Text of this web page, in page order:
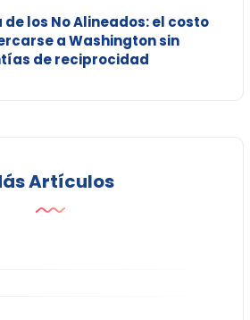
de los No Alineados: el costo
a Washington sin
de reciprocidad
Artículos